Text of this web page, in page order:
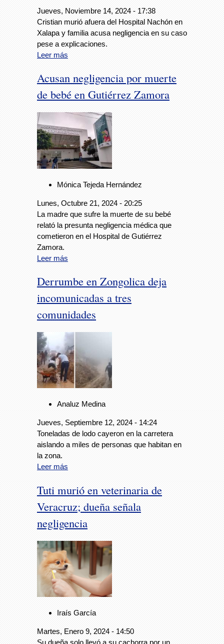
Jueves, Noviembre 14, 2024 - 17:38
Cristian murió afuera del Hospital Nachón en
Xalapa y familia acusa negligencia en su caso
pese a explicaciones.
Leer más
Acusan negligencia por muerte
de bebé en Gutiérrez Zamora
Mónica Tejeda Hernández
Lunes, Octubre 21, 2024 - 20:25
La madre que sufre la muerte de su bebé
relató la presunta negligencia médica que
cometieron en el Hospital de Gutiérrez
Zamora.
Leer más
Derrumbe en Zongolica deja
incomunicadas a tres
comunidades
Analuz Medina
Jueves, Septiembre 12, 2024 - 14:24
Toneladas de lodo cayeron en la carretera
aislando a miles de personas que habitan en
la zona.
Leer más
Tuti murió en veterinaria de
Veracruz; dueña señala
negligencia
Iraís García
Martes, Enero 9, 2024 - 14:50